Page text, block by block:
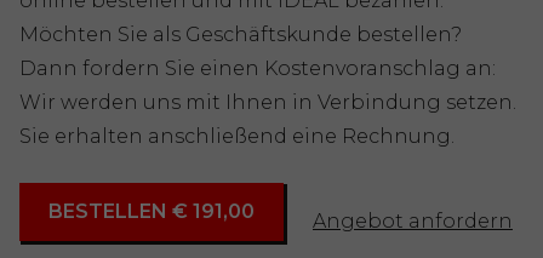
Möchten Sie als Geschäftskunde bestellen?
Dann fordern Sie einen Kostenvoranschlag an:
Wir werden uns mit Ihnen in Verbindung setzen.
Sie erhalten anschließend eine Rechnung.
BESTELLEN € 191,00 Angebot anfordern